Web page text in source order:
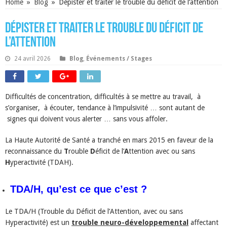
Home » Blog » Dépister et traiter le trouble du déficit de l’attention
Dépister et traiter le trouble du déficit de
l’attention
24 avril 2026 Blog, Événements / Stages
Difficultés de concentration, difficultés à se mettre au travail, à
s’organiser, à écouter, tendance à l’impulsivité … sont autant de
signes qui doivent vous alerter … sans vous affoler.
La Haute Autorité de Santé a tranché en mars 2015 en faveur de la
reconnaissance du Trouble Déficit de l’Attention avec ou sans
Hyperactivité (TDAH).
TDA/H, qu’est ce que c’est ?
Le TDA/H (Trouble du Déficit de l’Attention, avec ou sans
Hyperactivité) est un trouble neuro-développemental affectant